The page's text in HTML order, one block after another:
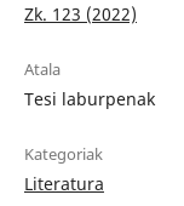
Zk. 123 (2022)
Atala
Tesi laburpenak
Kategoriak
Literatura